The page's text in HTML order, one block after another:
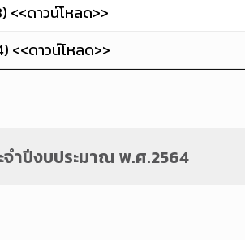
<<ดาวน์โหลด>>
<<ดาวน์โหลด>>
จำปีงบประมาณ พ.ศ.2564